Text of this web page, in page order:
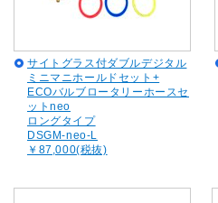
サイトグラス付ダブルデジタル
ミニマニホールドセット+
ECOバルブロータリーホースセ
ットneo
ロングタイプ
DSGM-neo-L
￥87,000(税抜)